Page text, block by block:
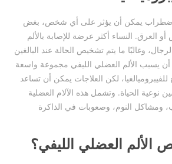
اضطراب يمكن أن يؤثر على أي شخص، بغض
العرق. النساء أكثر عرضة للإصابة بالألم
وغالبًا ما يتم تشخيص الحالة عند البالغين
يسبب الألم العضلي الليفي مجموعة واسعة
لكن العلاجات يمكن أن تساعد
نوعية الحياة. وتشمل هذه الآلام العضلية
ومشاكل النوم، وصعوبات في الذاكرة
الألم العضلي الليفي؟